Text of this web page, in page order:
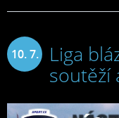
10. 7.
Liga
soutěží